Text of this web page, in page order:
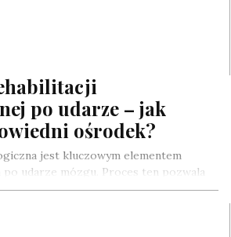
po udarze – jak
ośrodek?
jest kluczowym elementem
udarze mózgu. Proces ten pozwala
funkcji ruchowych, poznawczych…